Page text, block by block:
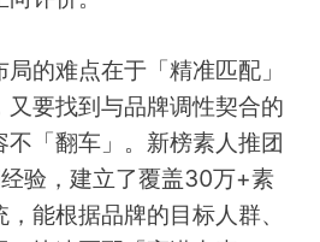
的难点在于「精准匹配」
要找到与品牌调性契合的
「翻车」。新榜素人推团
验，建立了覆盖30万+素
能根据品牌的目标人群、